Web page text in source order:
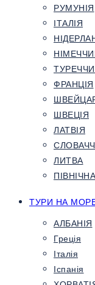
РУМУНІЯ
ІТАЛІЯ
ФРАНЦІЯ
ШВЕЦІЯ
ЛАТВІЯ
ЛИТВА
ТУРИ НА
АЛБАНІЯ
Греція
Італія
Іспанія